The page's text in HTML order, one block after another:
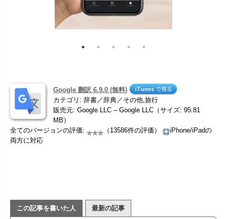
Google 翻訳 6.9.0 (無料)
カテゴリ: 辞書／辞典／その他,旅行
販売元: Google LLC – Google LLC（サイズ: 95.81
MB）
全てのバージョンの評価:
（13586件の評価）
iPhone/iPadの
両方に対応
この記事を書いた人 最新の記事